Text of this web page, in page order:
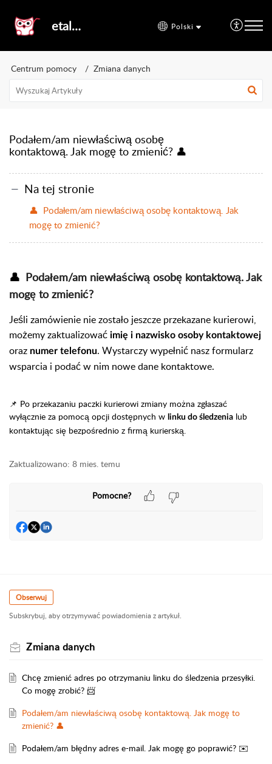
etal24 Polski
Centrum pomocy Zmiana danych
Podałem/am niewłaściwą osobę
kontaktową. Jak mogę to zmienić? 👤
Na tej stronie
👤 Podałem/am niewłaściwą osobę kontaktową. Jak
mogę to zmienić?
👤 Podałem/am niewłaściwą osobę kontaktową. Jak
mogę to zmienić?
Jeśli zamówienie nie zostało jeszcze przekazane kurierowi,
możemy zaktualizować imię i nazwisko osoby kontaktowej
oraz numer telefonu. Wystarczy wypełnić nasz formularz
wsparcia i podać w nim nowe dane kontaktowe.
📌 Po przekazaniu paczki kurierowi zmiany można zgłaszać
wyłącznie za pomocą opcji dostępnych w linku do śledzenia lub
kontaktując się bezpośrednio z firmą kurierską.
Zaktualizowano: 8 mies. temu
Pomocne?
Obserwuj
Subskrybuj, aby otrzymywać powiadomienia z artykuł.
Zmiana danych
Chcę zmienić adres po otrzymaniu linku do śledzenia przesyłki.
Co mogę zrobić? 📨
Podałem/am niewłaściwą osobę kontaktową. Jak mogę to
zmienić? 👤
Podałem/am błędny adres e-mail. Jak mogę go poprawić? ✉️